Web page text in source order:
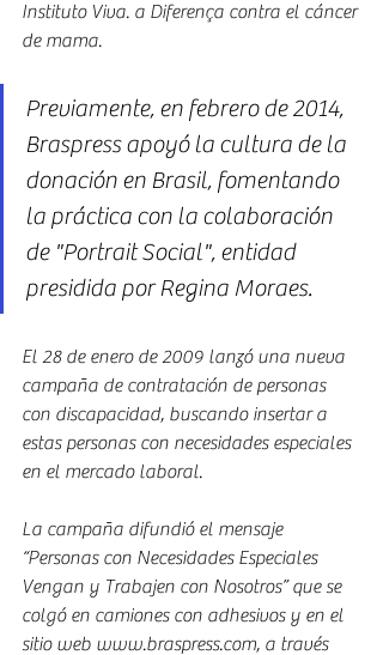
Instituto Viva. a Diferença contra el cáncer
de mama.
Previamente, en febrero de 2014,
Braspress apoyó la cultura de la
donación en Brasil, fomentando
la práctica con la colaboración
de "Portrait Social", entidad
presidida por Regina Moraes.
El 28 de enero de 2009 lanzó una nueva
campaña de contratación de personas
con discapacidad, buscando insertar a
estas personas con necesidades especiales
en el mercado laboral.
La campaña difundió el mensaje
“Personas con Necesidades Especiales
Vengan y Trabajen con Nosotros” que se
colgó en camiones con adhesivos y en el
sitio web www.braspress.com, a través